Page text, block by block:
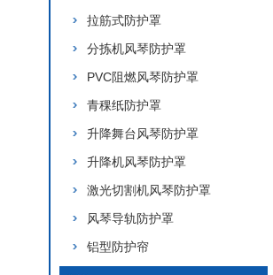
拉筋式防护罩
分拣机风琴防护罩
PVC阻燃风琴防护罩
青稞纸防护罩
升降舞台风琴防护罩
升降机风琴防护罩
激光切割机风琴防护罩
风琴导轨防护罩
铝型防护帘